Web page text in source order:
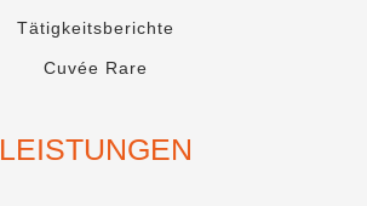
Tätigkeitsberichte
Cuvée Rare
LEISTUNGEN